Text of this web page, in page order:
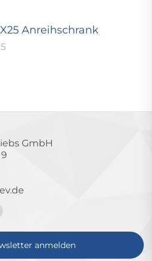
Anreihschrank
GmbH
anmelden